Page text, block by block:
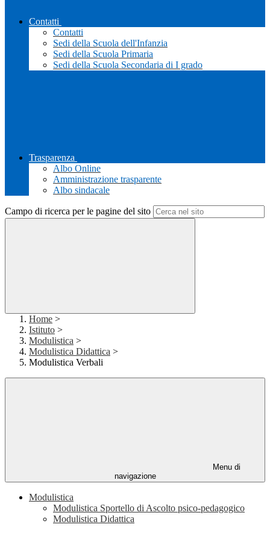
Contatti
Contatti
Sedi della Scuola dell'Infanzia
Sedi della Scuola Primaria
Sedi della Scuola Secondaria di I grado
Trasparenza
Albo Online
Amministrazione trasparente
Albo sindacale
Campo di ricerca per le pagine del sito
Home >
Istituto >
Modulistica >
Modulistica Didattica >
Modulistica Verbali
Menu di
navigazione
Modulistica
Modulistica Sportello di Ascolto psico-pedagogico
Modulistica Didattica